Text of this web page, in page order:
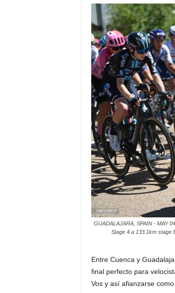
GUADALAJARA, SPAIN - MAY
Stage 4 a 133.1km stage
Entre Cuenca y
final perfecto para
Vos y así afianzarse como